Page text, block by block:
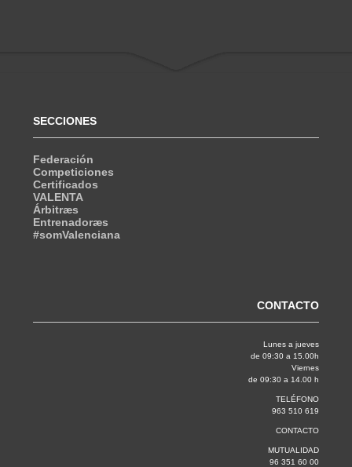
SECCIONES
Federación
Competiciones
Certificados
VALENTA
Árbitræs
Entrenadoræs
#somValenciana
CONTACTO
Lunes a jueves
de 09:30 a 15.00h
Viernes
de 09:30 a 14.00 h
TELÉFONO
963 510 619
CONTACTO
MUTUALIDAD
96 351 60 00